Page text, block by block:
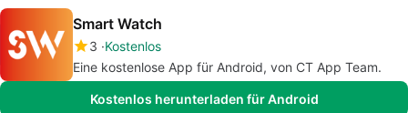
Smart Watch
3 Kostenlos
Eine kostenlose App für Android, von CT App Team.
Kostenlos herunterladen für Android